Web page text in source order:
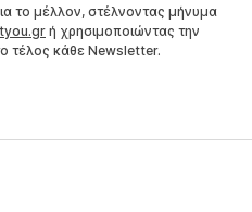
το μέλλον, στέλνοντας μήνυμα
ή χρησιμοποιώντας την
τέλος κάθε Newsletter.